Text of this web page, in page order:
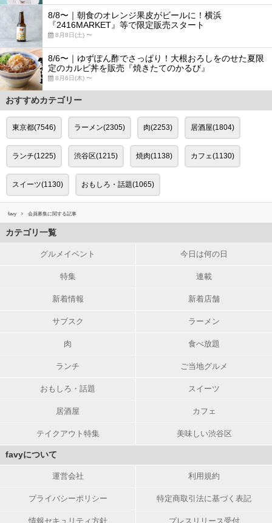
8/8〜｜朝食のオレンジ果皮がビールに！横浜
『2416MARKET』等で限定販売スタート
8月8日(土) 〜
8/6〜｜ゆずぽん酢でさっぱり！大根おろしをのせた夏限
定のカルビ丼を販売『焼きたてのかるび』
8月6日(木) 〜
おすすめカテゴリー
東京都(7546) ラーメン(2305) 肉(2253) 居酒屋(1804)
ランチ(1225) 渋谷区(1215) 焼肉(1138) カフェ(1130)
スイーツ(1130) おもしろ・話題(1065)
favy 会員募集に関する記事
カテゴリ一覧
グルメイベント 今日は何の日
特集 連載
新着情報 新着店舗
サブスク ラーメン
肉 食べ放題
ランチ ご当地グルメ
おもしろ・話題 スイーツ
居酒屋 カフェ
テイクアウト特集 美味しい渋谷区
favyについて
運営会社 利用規約
プライバシーポリシー 特定商取引法に基づく表記
情報セキュリティ方針 プレスリリース受付